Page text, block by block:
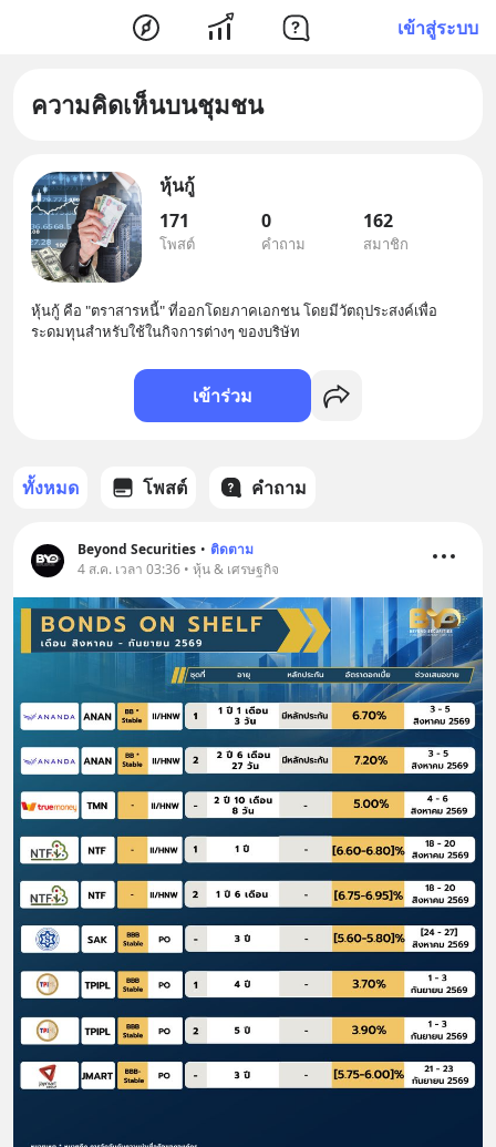
เข้าสู่ระบบ
ความคิดเห็นบนชุมชน
หุ้นกู้
171
โพสต์
0
คำถาม
162
สมาชิก
หุ้นกู้ คือ "ตราสารหนี้" ที่ออกโดยภาคเอกชน โดยมีวัตถุประสงค์เพื่อ
ระดมทุนสำหรับใช้ในกิจการต่างๆ ของบริษัท
เข้าร่วม
ทั้งหมด โพสต์ คำถาม
Beyond Securities • ติดตาม
4 ส.ค. เวลา 03:36 • หุ้น & เศรษฐกิจ